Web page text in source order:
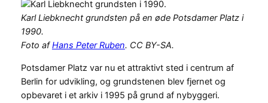
Karl Liebknecht grundsten på en øde Potsdamer Platz i
1990.
Foto afHans Peter Ruben. CC BY-SA.
Potsdamer Platz var nu et attraktivt sted i centrum af
Berlin for udvikling, og grundstenen blev fjernet og
opbevaret i et arkiv i 1995 på grund af nybyggeri.